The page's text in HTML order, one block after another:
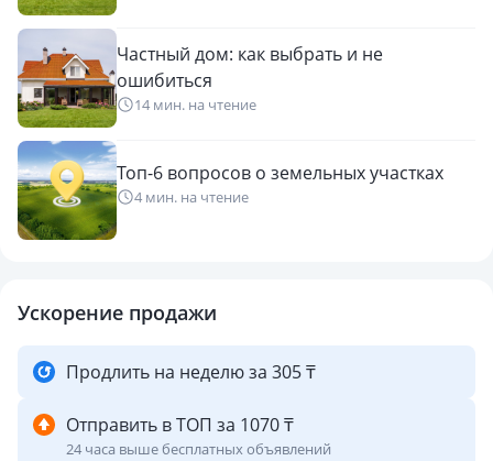
Частный дом: как выбрать и не
ошибиться
14 мин. на чтение
Топ-6 вопросов о земельных участках
4 мин. на чтение
Ускорение продажи
Продлить на неделю за 305 ₸
Отправить в ТОП за 1070 ₸
24 часа выше бесплатных объявлений